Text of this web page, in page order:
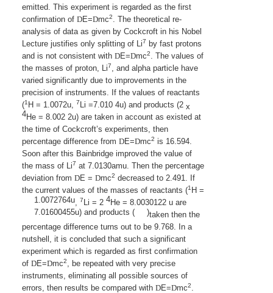
emitted. This experiment is regarded as the first
confirmation of DE=Dmc2. The theoretical re-
analysis of data as given by Cockcroft in his Nobel
Lecture justifies only splitting of Li7
by fast protons
and is not consistent with DE=Dmc2. The values of
the masses of proton, Li7, and alpha particle have
varied significantly due to improvements in the
precision of instruments. If the values of reactants
(1 H = 1.0072u, 7 Li =7.010 4u) and products (2 x
4He = 8.002 2u) are taken in account as existed at
the time of Cockcroft’s experiments, then
percentage difference from DE=Dmc2 is 16.594.
Soon after this Bainbridge improved the value of
the mass of Li7 at 7.0130amu. Then the percentage
deviation from DE = Dmc2 decreased to 2.491. If
the current values of the masses of reactants (1 H =
1.0072764u, 7 Li =
7.01600455u) and products (
2 4He = 8.0030122 u
)
are
taken then the
percentage difference turns out to be 9.768. In a
nutshell, it is concluded that such a significant
experiment which is regarded as first confirmation
of DE=Dmc2, be repeated with very precise
instruments, eliminating all possible sources of
errors, then results be compared with DE=Dmc2.